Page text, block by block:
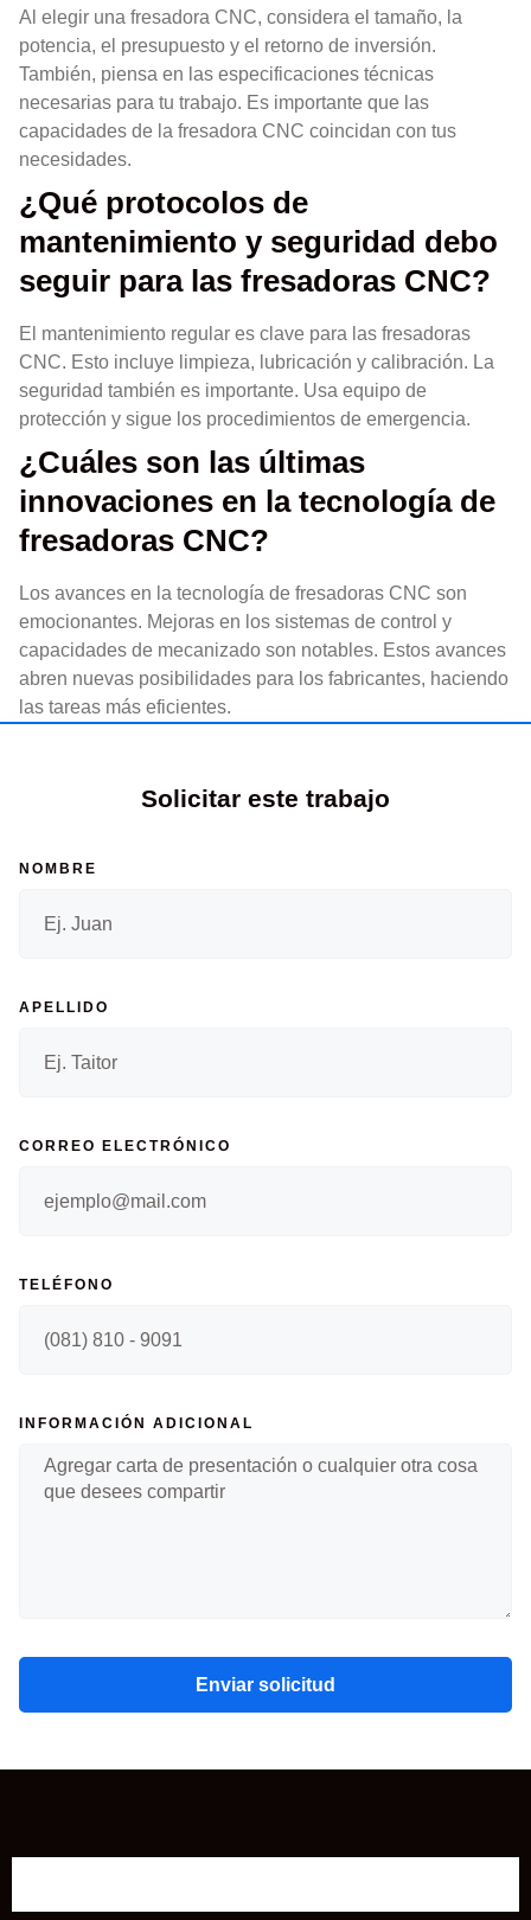
Al elegir una fresadora CNC, considera el tamaño, la
potencia, el presupuesto y el retorno de inversión.
También, piensa en las especificaciones técnicas
necesarias para tu trabajo. Es importante que las
capacidades de la fresadora CNC coincidan con tus
necesidades.
¿Qué protocolos de
mantenimiento y seguridad debo
seguir para las fresadoras CNC?
El mantenimiento regular es clave para las fresadoras
CNC. Esto incluye limpieza, lubricación y calibración. La
seguridad también es importante. Usa equipo de
protección y sigue los procedimientos de emergencia.
¿Cuáles son las últimas
innovaciones en la tecnología de
fresadoras CNC?
Los avances en la tecnología de fresadoras CNC son
emocionantes. Mejoras en los sistemas de control y
capacidades de mecanizado son notables. Estos avances
abren nuevas posibilidades para los fabricantes, haciendo
las tareas más eficientes.
Solicitar este trabajo
NOMBRE
APELLIDO
CORREO ELECTRÓNICO
TELÉFONO
INFORMACIÓN ADICIONAL
Enviar solicitud